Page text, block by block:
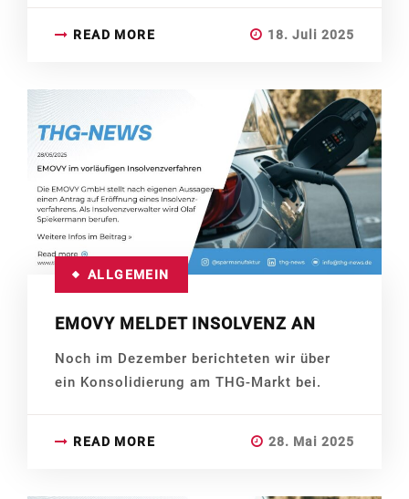
READ MORE 18. Juli 2025
ALLGEMEIN
EMOVY MELDET INSOLVENZ AN
Noch im Dezember berichteten wir über
ein Konsolidierung am THG-Markt bei.
READ MORE 28. Mai 2025